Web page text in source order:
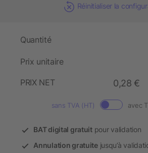
Réinitialiser la
Quantité
Prix unitaire
PRIX NET
0,28 €
sans TVA (HT) avec
BAT digital gratuitpour validation
Annulation gratuitejusqu’à